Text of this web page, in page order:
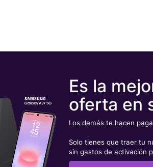
Es la
oferta en
Los demás te hacen
Solo tienes que traer tu
sin gastos de activación